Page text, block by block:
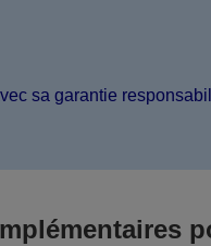
sa garantie